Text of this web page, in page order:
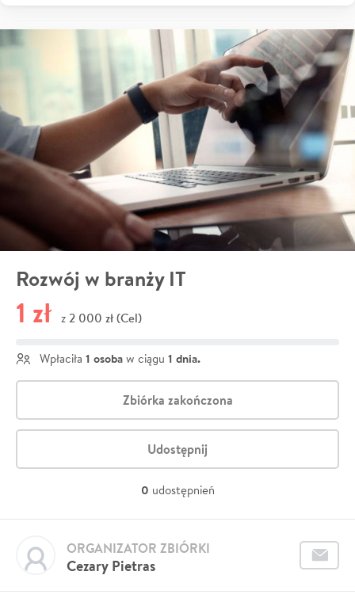
Rozwój w branży IT
1 zł z 2 000 zł (Cel)
Wpłaciła 1 osoba w ciągu 1 dnia.
Zbiórka zakończona
Udostępnij
0 udostępnień
Cezary Pietras
ORGANIZATOR ZBIÓRKI